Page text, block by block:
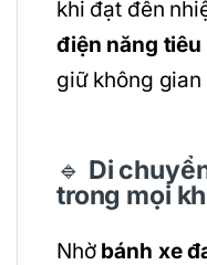
khi đạt đến
điện năng
giữ không gian
🔹 Di
trong mọi
Nhờ bánh xe